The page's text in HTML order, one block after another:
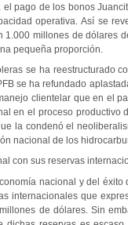
pago de los bonos
operativa. Así se
millones de dólares
pequeña proporción.
se ha reestructurado
se ha refundado
clientelar que en el
en el proceso productivo
la condenó el
nacional de los
con sus reservas
nacional y del
internacionales que
de dólares. Sin